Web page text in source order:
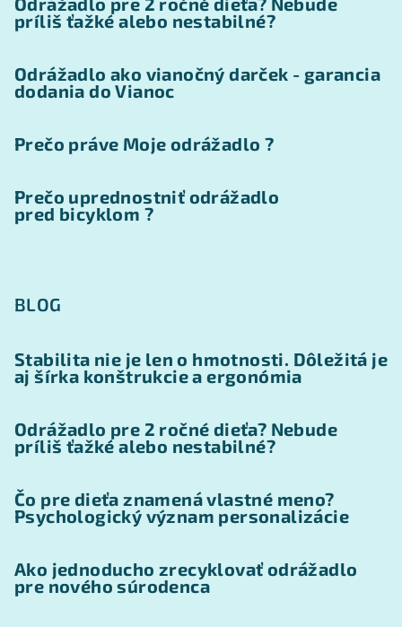
príliš ťažké alebo nestabilné?
Odrážadlo ako vianočný darček - garancia
dodania do Vianoc
Prečo práve Moje odrážadlo ?
Prečo uprednostniť odrážadlo
pred bicyklom ?
BLOG
Stabilita nie je len o hmotnosti. Dôležitá je
aj šírka konštrukcie a ergonómia
Odrážadlo pre 2 ročné dieťa? Nebude
príliš ťažké alebo nestabilné?
Čo pre dieťa znamená vlastné meno?
Psychologický význam personalizácie
Ako jednoducho zrecyklovať odrážadlo
pre nového súrodenca